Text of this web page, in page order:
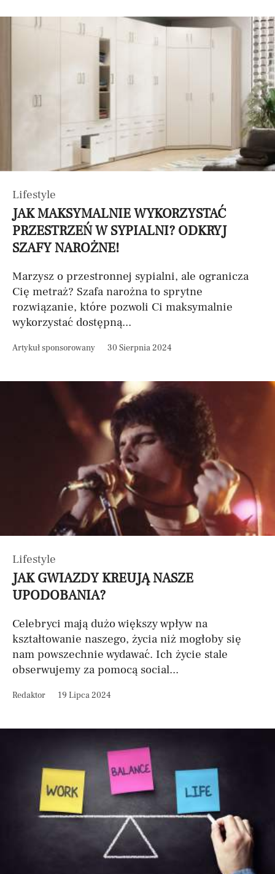
Lifestyle
JAK MAKSYMALNIE WYKORZYSTAĆ
PRZESTRZEŃ W SYPIALNI? ODKRYJ
SZAFY NAROŻNE!
Marzysz o przestronnej sypialni, ale ogranicza
Cię metraż? Szafa narożna to sprytne
rozwiązanie, które pozwoli Ci maksymalnie
wykorzystać dostępną...
Artykuł sponsorowany 30 Sierpnia 2024
Lifestyle
JAK GWIAZDY KREUJĄ NASZE
UPODOBANIA?
Celebryci mają dużo większy wpływ na
kształtowanie naszego, życia niż mogłoby się
nam powszechnie wydawać. Ich życie stale
obserwujemy za pomocą social...
Redaktor 19 Lipca 2024